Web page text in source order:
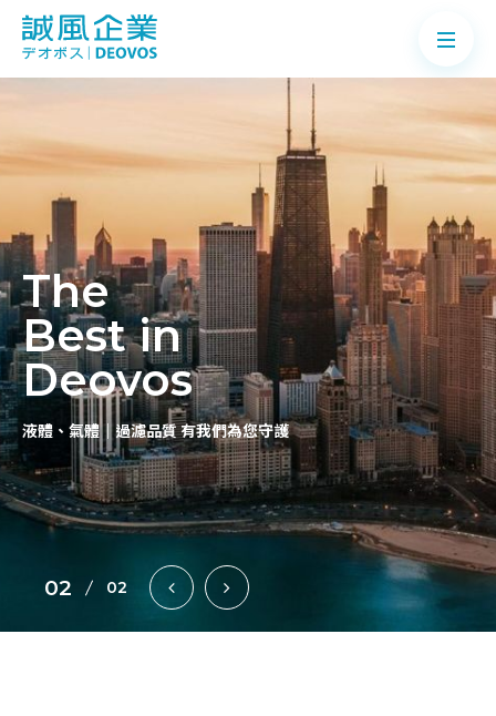
The
Best in
Deovos
液體、氣體｜過濾品質 有我們為您守護
2
關於誠風
產品介紹
案例分享
最新消息
知識Q&A
聯絡我們